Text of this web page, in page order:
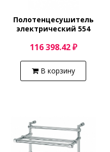
Полотенцесушитель
электрический 554
5544703BRPC
116 398.42 ₽
В корзину